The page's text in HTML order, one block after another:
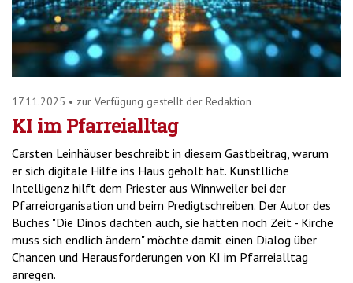
17.11.2025 • zur Verfügung gestellt der Redaktion
KI im Pfarreialltag
Carsten Leinhäuser beschreibt in diesem Gastbeitrag, warum
er sich digitale Hilfe ins Haus geholt hat. Künstlliche
Intelligenz hilft dem Priester aus Winnweiler bei der
Pfarreiorganisation und beim Predigtschreiben. Der Autor des
Buches "Die Dinos dachten auch, sie hätten noch Zeit - Kirche
muss sich endlich ändern" möchte damit einen Dialog über
Chancen und Herausforderungen von KI im Pfarreialltag
anregen.